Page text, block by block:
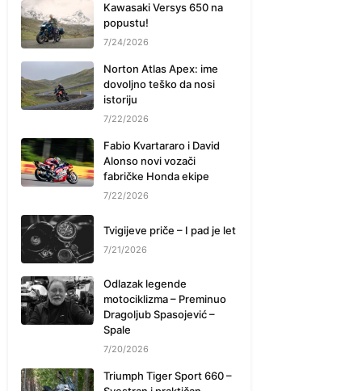
Kawasaki Versys 650 na
popustu!
7/24/2026
Norton Atlas Apex: ime
dovoljno teško da nosi
istoriju
7/22/2026
Fabio Kvartararo i David
Alonso novi vozači
fabričke Honda ekipe
7/22/2026
Tvigijeve priče – I pad je let
7/21/2026
Odlazak legende
motociklizma – Preminuo
Dragoljub Spasojević –
Spale
7/20/2026
Triumph Tiger Sport 660 –